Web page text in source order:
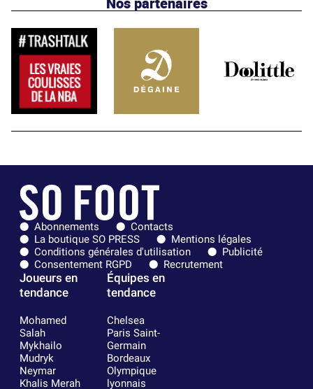
Abonnements
Contacts
La boutique SO PRESS
Mentions légales
Conditions générales d'utilisation
Publicité
Consentement RGPD
Recrutement
Joueurs en
tendance
Mohamed
Salah
Mykhailo
Mudryk
Neymar
Khalis Merah
Équipes en
tendance
Chelsea
Paris Saint-
Germain
Bordeaux
Olympique
lyonnais